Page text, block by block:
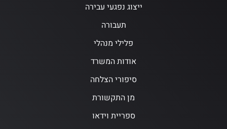
ייצוג נפגעי עבירה
תעבורה
פלילי מנהלי
אודות המשרד
סיפורי הצלחה
מן התקשורת
ספריית וידאו